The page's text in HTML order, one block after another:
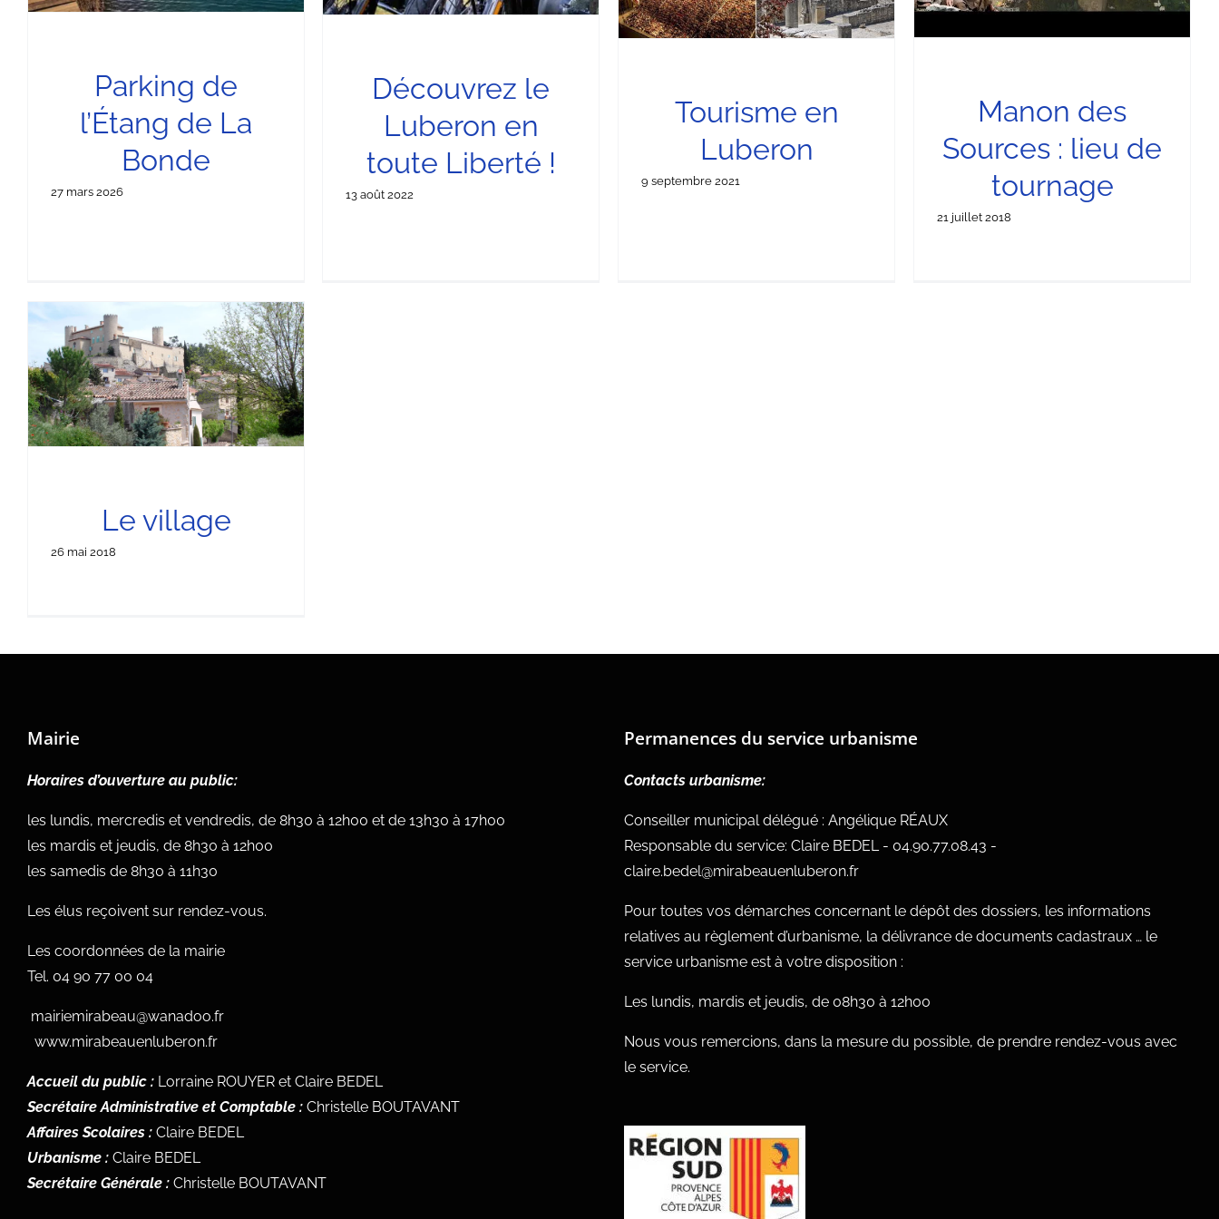
Parking de
l’Étang de La
Bonde
27 mars 2026
Découvrez le
Luberon en
toute Liberté !
13 août 2022
Tourisme en
Luberon
9 septembre 2021
Manon des
Sources : lieu de
tournage
21 juillet 2018
Le village
26 mai 2018
Mairie
Horaires d’ouverture au public:
les lundis, mercredis et vendredis, de 8h30 à 12h00 et de 13h30 à 17h00
les mardis et jeudis, de 8h30 à 12h00
les samedis de 8h30 à 11h30
Les élus reçoivent sur rendez-vous.
Les coordonnées de la mairie
Tel. 04 90 77 00 04
mairiemirabeau@wanadoo.fr
www.mirabeauenluberon.fr
Accueil du public : Lorraine ROUYER et Claire BEDEL
Secrétaire Administrative et Comptable : Christelle BOUTAVANT
Affaires Scolaires : Claire BEDEL
Urbanisme : Claire BEDEL
Secrétaire Générale : Christelle BOUTAVANT
Permanences du service urbanisme
Contacts urbanisme:
Conseiller municipal délégué : Angélique RÉAUX
Responsable du service: Claire BEDEL - 04.90.77.08.43 -
claire.bedel@mirabeauenluberon.fr
Pour toutes vos démarches concernant le dépôt des dossiers, les informations
relatives au règlement d’urbanisme, la délivrance de documents cadastraux … le
service urbanisme est à votre disposition :
Les lundis, mardis et jeudis, de 08h30 à 12h00
Nous vous remercions, dans la mesure du possible, de prendre rendez-vous avec
le service.